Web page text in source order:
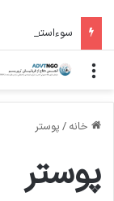
سوءاستفاده
منو
خانه / پوستر
پوستر